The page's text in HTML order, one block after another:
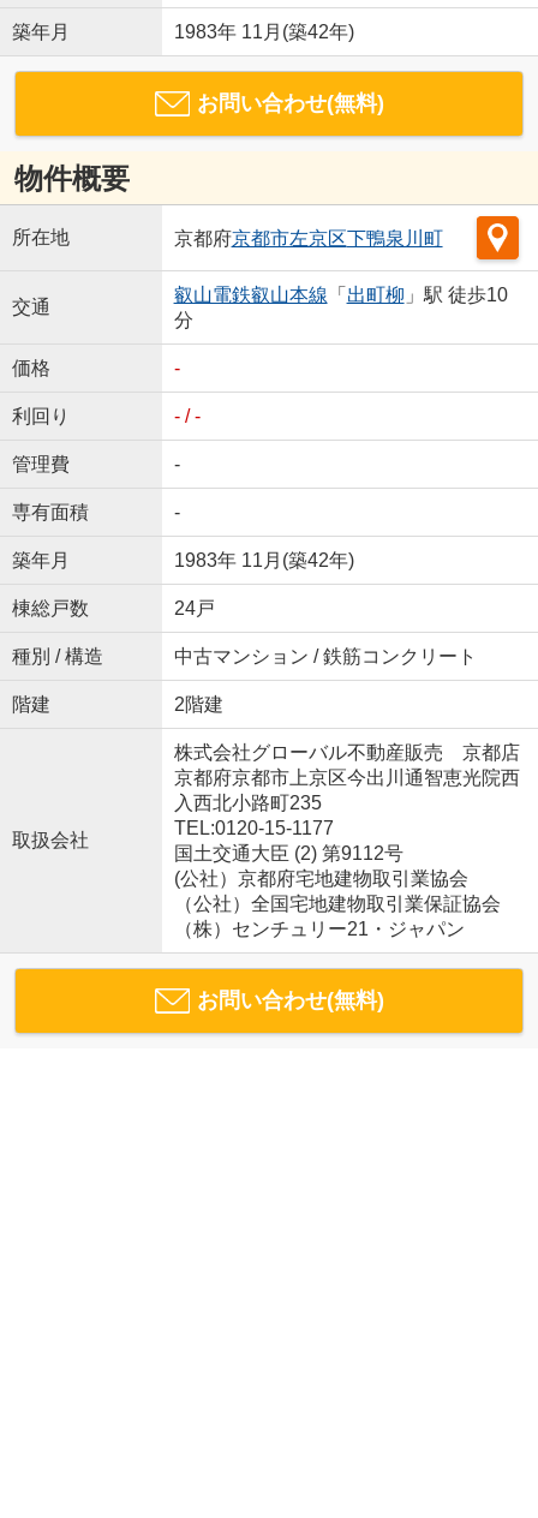
築年月 1983年 11月(築42年)
お問い合わせ(無料)
物件概要
所在地 京都府京都市左京区下鴨泉川町
交通
叡山電鉄叡山本線 「 出町柳 」駅 徒歩10
分
価格 -
利回り - / -
管理費 -
専有面積 -
築年月 1983年 11月(築42年)
棟総戸数 24戸
種別 / 構造 中古マンション / 鉄筋コンクリート
階建 2階建
取扱会社
株式会社グローバル不動産販売 京都店
京都府京都市上京区今出川通智恵光院西
入西北小路町235
TEL:0120-15-1177
国土交通大臣 (2) 第9112号
(公社）京都府宅地建物取引業協会
（公社）全国宅地建物取引業保証協会
（株）センチュリー21・ジャパン
お問い合わせ(無料)